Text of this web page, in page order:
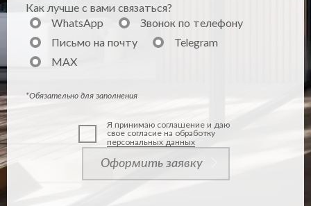
Как лучше с вами связаться?
WhatsApp
Звонок по телефону
Письмо на почту
Telegram
MAX
*Обязательно для заполнения
Я принимаю соглашение и даю
свое согласие на обработку
персональных данных
Оформить заявку